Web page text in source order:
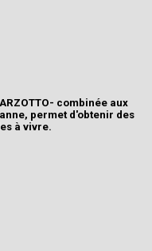
combinée aux
permet d'obtenir des
à vivre.